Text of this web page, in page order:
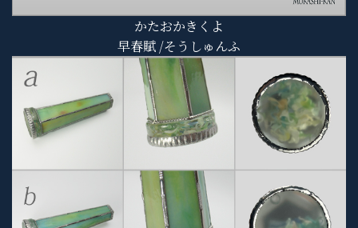
かたおかきくよ
早春賦 /そうしゅんふ